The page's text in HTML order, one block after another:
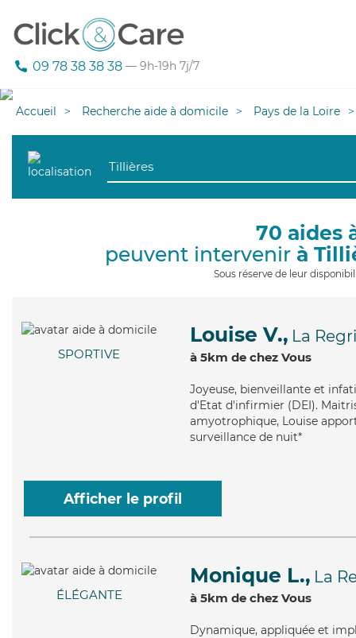
09 78 38 38 38 — 9h-19h 7j/7
Accueil Recherche aide à domicile Pays de la Loire
70 aides
peuvent intervenir à
Sous réserve de leur
SPORTIVE
Louise V., La
à 5km de chez Vous
Joyeuse, bienveillante et
d'Etat d'infirmier (DEI).
amyotrophique, Louise
surveillance de nuit*
Afficher le profil
ÉLÉGANTE
Monique L., La
à 5km de chez Vous
Dynamique, appliquée et